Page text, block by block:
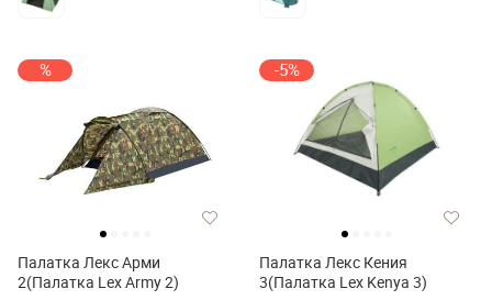
%
Палатка Лекс Арми
2(Палатка Lex Army 2)
-5%
Палатка Лекс Кения
3(Палатка Lex Kenya 3)